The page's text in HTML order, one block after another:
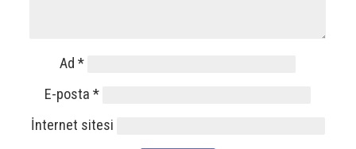
Ad*
E-posta*
İnternet sitesi